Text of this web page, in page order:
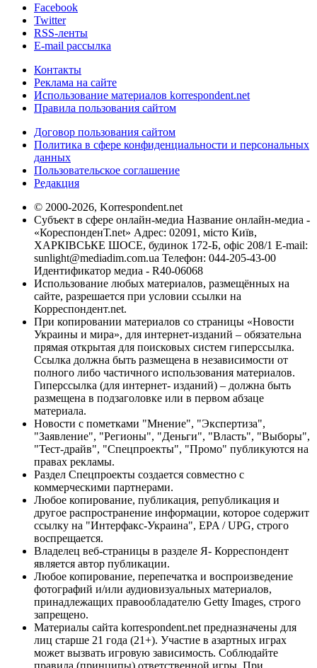
Facebook
Twitter
RSS-ленты
E-mail рассылка
Контакты
Реклама на сайте
Использование материалов korrespondent.net
Правила пользования сайтом
Договор пользования сайтом
Политика в сфере конфиденциальности и персональных
данных
Пользовательское соглашение
Редакция
© 2000-2026, Korrespondent.net
Субъект в сфере онлайн-медиа Название онлайн-медиа -
«КореспонденТ.net» Адрес: 02091, місто Київ,
ХАРКІВСЬКЕ ШОСЕ, будинок 172-Б, офіс 208/1 E-mail:
sunlight@mediadim.com.ua Телефон: 044-205-43-00
Идентификатор медиа - R40-06068
Использование любых материалов, размещённых на
сайте, разрешается при условии ссылки на
Корреспондент.net.
При копировании материалов со страницы «Новости
Украины и мира», для интернет-изданий – обязательна
прямая открытая для поисковых систем гиперссылка.
Ссылка должна быть размещена в независимости от
полного либо частичного использования материалов.
Гиперссылка (для интернет- изданий) – должна быть
размещена в подзаголовке или в первом абзаце
материала.
Новости с пометками "Мнение", "Экспертиза",
"Заявление", "Регионы", "Деньги", "Власть", "Выборы",
"Тест-драйв", "Спецпроекты", "Промо" публикуются на
правах рекламы.
Раздел Спецпроекты создается совместно с
коммерческими партнерами.
Любое копирование, публикация, републикация и
другое распространение информации, которое содержит
ссылку на "Интерфакс-Украина", EPA / UPG, строго
воспрещается.
Владелец веб-страницы в разделе Я- Корреспондент
является автор публикации.
Любое копирование, перепечатка и воспроизведение
фотографий и/или аудиовизуальных материалов,
принадлежащих правообладателю Getty Images, строго
запрещено.
Материалы сайта korrespondent.net предназначены для
лиц старше 21 года (21+). Участие в азартных играх
может вызвать игровую зависимость. Соблюдайте
правила (принципы) ответственной игры. При